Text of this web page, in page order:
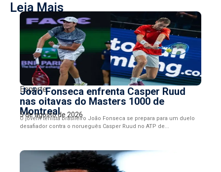
Leia Mais
Esporte
João Fonseca enfrenta Casper Ruud
nas oitavas do Masters 1000 de
Montreal
5 de agosto de 2026
O jovem tenista brasileiro João Fonseca se prepara para um duelo
desafiador contra o norueguês Casper Ruud no ATP de...